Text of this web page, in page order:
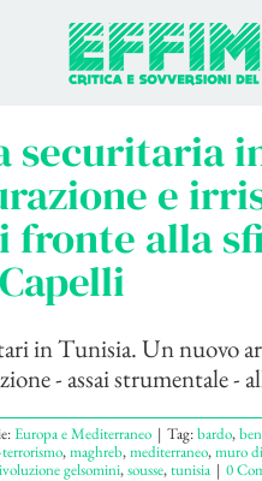
securitaria
e
fronte alla
in Tunisia. Un nuovo
- assai strumentale
Europa e Mediterraneo | Tag:bardo,
,maghreb,mediterraneo,muro
gelsomini,sousse,tunisia | 0